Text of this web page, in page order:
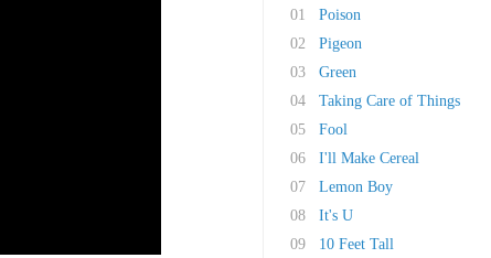
01
Poison
02
Pigeon
03
Green
04
Taking Care of Things
05
Fool
06
I'll Make Cereal
07
Lemon Boy
08
It's U
09
10 Feet Tall